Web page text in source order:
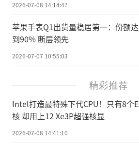
2026-07-08 14:14:47
苹果手表Q1出货量稳居第一：份额达
到90% 断层领先
2026-07-07 10:55:03
精彩推荐
Intel打造最特殊下代CPU！只有8个E
核 却用上12 Xe3P超强核显
2026-07-08 14:41:10